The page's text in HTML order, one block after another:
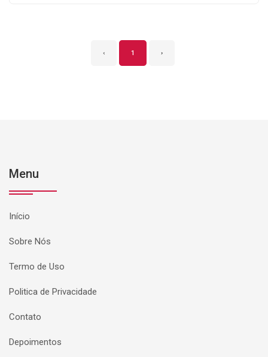
‹ 1 ›
Menu
Início
Sobre Nós
Termo de Uso
Politica de Privacidade
Contato
Depoimentos